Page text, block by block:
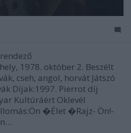
1978. október 2. Beszélt
cseh, angol, horvát Játszó
Díjak:1997. Pierrot díj
Kultúráért Oklevél
�Élet �Rajz- Ön!-